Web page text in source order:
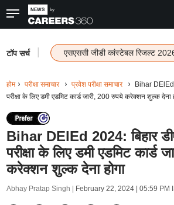
टॉप सर्च एसएससी जीडी कांस्टेबल रिजल्ट
होम परीक्षा समाचार प्रवेश परीक्षा समाचार
Bihar DElEd
परीक्षा के लिए डमी एडमिट कार्ड जारी, 200 रुपये करेक्शन शुल्क देना
Bihar DElEd 2024: बिहार
परीक्षा के लिए डमी एडमिट कार्ड
करेक्शन शुल्क देना होगा
Abhay Pratap Singh | February 22, 2024 | 05:59 PM